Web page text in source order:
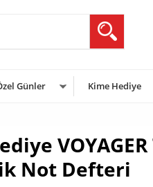
Günler Kime Hediye
Not Defteri